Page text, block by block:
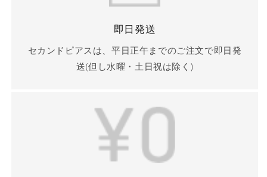
即日発送
セカンドピアスは、平日正午までのご注文で即日発
送(但し水曜・土日祝は除く)